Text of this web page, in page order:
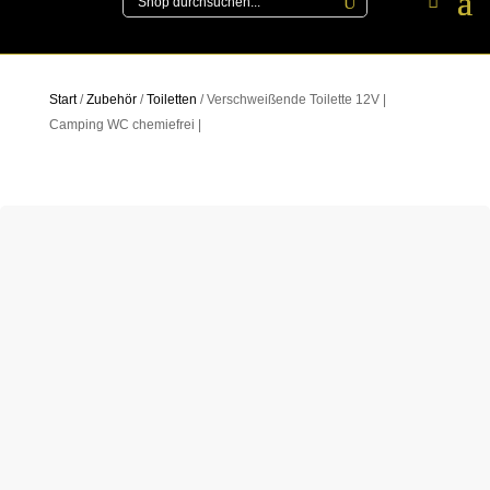
Start/Zubehör/Toiletten / Verschweißende Toilette 12V |
Camping WC chemiefrei |